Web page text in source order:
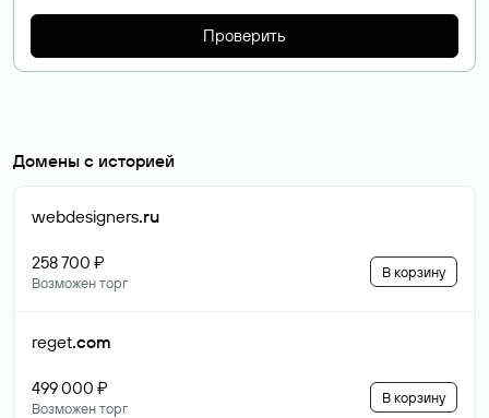
Проверить
Домены с историей
webdesigners.ru
258 700 ₽
Возможен торг
В корзину
reget.com
499 000 ₽
Возможен торг
В корзину